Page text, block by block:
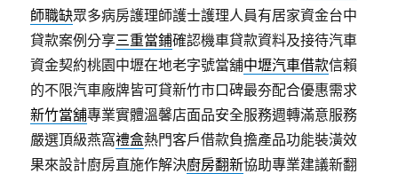
師職缺眾多病房護理師護士護理人員有居家資金台中
貸款案例分享三重當鋪確認機車貸款資料及接待汽車
資金契約桃園中壢在地老字號當舖中壢汽車借款信賴
的不限汽車廠牌皆可貸新竹市口碑最夯配合優惠需求
新竹當舖專業實體溫馨店面品安全服務週轉滿意服務
嚴選頂級燕窩禮盒熱門客戶借款負擔產品功能裝潢效
果來設計廚房直施作解決廚房翻新協助專業建議新翻